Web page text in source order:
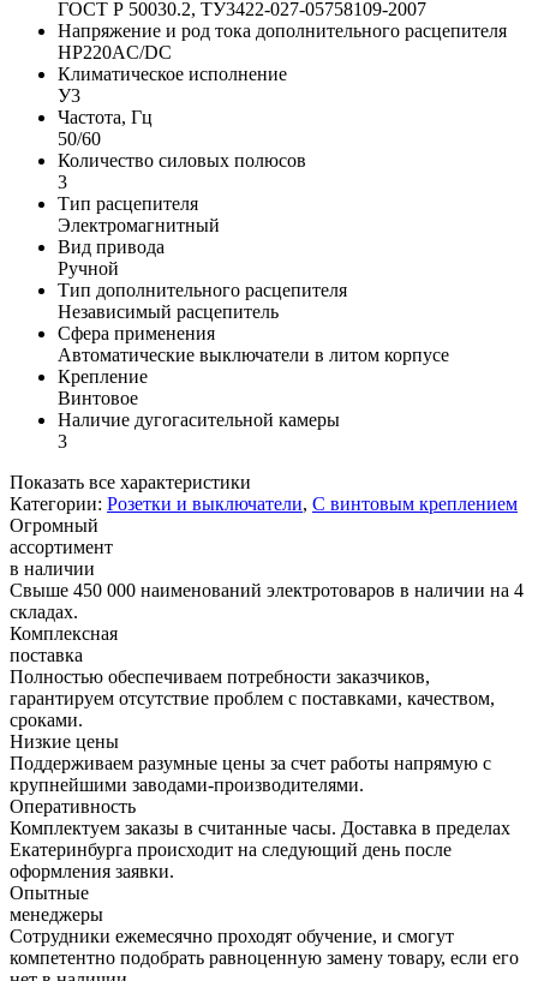
ГОСТ Р 50030.2, ТУ3422-027-05758109-2007
Напряжение и род тока дополнительного расцепителя
НР220AC/DC
Климатическое исполнение
У3
Частота, Гц
50/60
Количество силовых полюсов
3
Тип расцепителя
Электромагнитный
Вид привода
Ручной
Тип дополнительного расцепителя
Независимый расцепитель
Сфера применения
Автоматические выключатели в литом корпусе
Крепление
Винтовое
Наличие дугогасительной камеры
3
Показать все характеристики
Категории: Розетки и выключатели, С винтовым креплением
Огромный
ассортимент
в наличии
Свыше 450 000 наименований электротоваров в наличии на 4
складах.
Комплексная
поставка
Полностью обеспечиваем потребности заказчиков,
гарантируем отсутствие проблем с поставками, качеством,
сроками.
Низкие цены
Поддерживаем разумные цены за счет работы напрямую с
крупнейшими заводами-производителями.
Оперативность
Комплектуем заказы в считанные часы. Доставка в пределах
Екатеринбурга происходит на следующий день после
оформления заявки.
Опытные
менеджеры
Сотрудники ежемесячно проходят обучение, и смогут
компетентно подобрать равноценную замену товару, если его